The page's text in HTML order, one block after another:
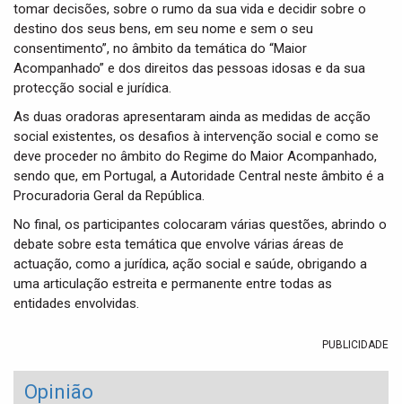
tomar decisões, sobre o rumo da sua vida e decidir sobre o
destino dos seus bens, em seu nome e sem o seu
consentimento”, no âmbito da temática do “Maior
Acompanhado” e dos direitos das pessoas idosas e da sua
protecção social e jurídica.
As duas oradoras apresentaram ainda as medidas de acção
social existentes, os desafios à intervenção social e como se
deve proceder no âmbito do Regime do Maior Acompanhado,
sendo que, em Portugal, a Autoridade Central neste âmbito é a
Procuradoria Geral da República.
No final, os participantes colocaram várias questões, abrindo o
debate sobre esta temática que envolve várias áreas de
actuação, como a jurídica, ação social e saúde, obrigando a
uma articulação estreita e permanente entre todas as
entidades envolvidas.
PUBLICIDADE
Opinião